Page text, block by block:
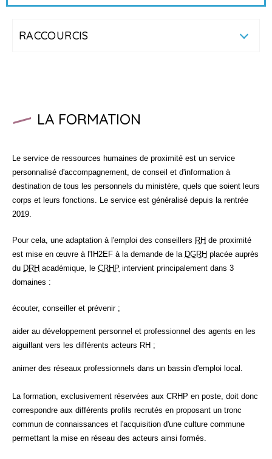
RACCOURCIS
LA FORMATION
Le service de ressources humaines de proximité est un service
personnalisé d'accompagnement, de conseil et d'information à
destination de tous les personnels du ministère, quels que soient leurs
corps et leurs fonctions. Le service est généralisé depuis la rentrée
2019.
Pour cela, une adaptation à l'emploi des conseillers RH de proximité
est mise en œuvre à l'IH2EF à la demande de la DGRH placée auprès
du DRH académique, le CRHP intervient principalement dans 3
domaines :
écouter, conseiller et prévenir ;
aider au développement personnel et professionnel des agents en les
aiguillant vers les différents acteurs RH ;
animer des réseaux professionnels dans un bassin d'emploi local.
La formation, exclusivement réservées aux CRHP en poste, doit donc
correspondre aux différents profils recrutés en proposant un tronc
commun de connaissances et l'acquisition d'une culture commune
permettant la mise en réseau des acteurs ainsi formés.